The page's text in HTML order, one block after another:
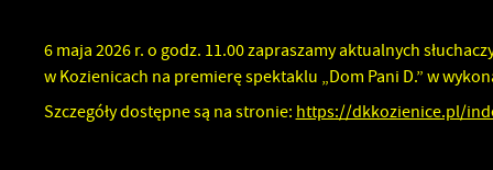
6 maja 2026 r. o godz. 11.00 zapraszamy aktualnych
w Kozienicach na premierę spektaklu „Dom Pani D.” w
Szczegóły dostępne są na stronie: https://dkkozienice.pl/